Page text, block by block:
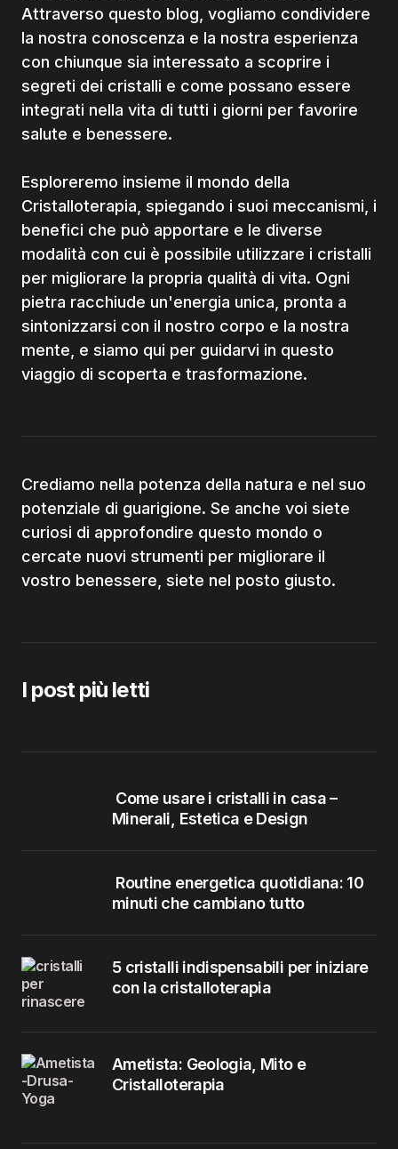
Attraverso questo blog, vogliamo condividere
la nostra conoscenza e la nostra esperienza
con chiunque sia interessato a scoprire i
segreti dei cristalli e come possano essere
integrati nella vita di tutti i giorni per favorire
salute e benessere.
Esploreremo insieme il mondo della
Cristalloterapia, spiegando i suoi meccanismi, i
benefici che può apportare e le diverse
modalità con cui è possibile utilizzare i cristalli
per migliorare la propria qualità di vita. Ogni
pietra racchiude un'energia unica, pronta a
sintonizzarsi con il nostro corpo e la nostra
mente, e siamo qui per guidarvi in questo
viaggio di scoperta e trasformazione.
Crediamo nella potenza della natura e nel suo
potenziale di guarigione. Se anche voi siete
curiosi di approfondire questo mondo o
cercate nuovi strumenti per migliorare il
vostro benessere, siete nel posto giusto.
I post più letti
Come usare i cristalli in casa –
Minerali, Estetica e Design
Routine energetica quotidiana: 10
minuti che cambiano tutto
5 cristalli indispensabili per iniziare
con la cristalloterapia
Ametista: Geologia, Mito e
Cristalloterapia